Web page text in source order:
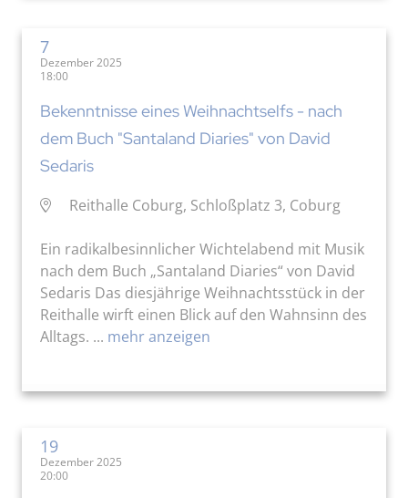
7
Dezember 2025
18:00
Bekenntnisse eines Weihnachtselfs - nach
dem Buch "Santaland Diaries" von David
Sedaris
Reithalle Coburg, Schloßplatz 3, Coburg
Ein radikalbesinnlicher Wichtelabend mit Musik
nach dem Buch „Santaland Diaries“ von David
Sedaris Das diesjährige Weihnachtsstück in der
Reithalle wirft einen Blick auf den Wahnsinn des
Alltags. ... mehr anzeigen
19
Dezember 2025
20:00